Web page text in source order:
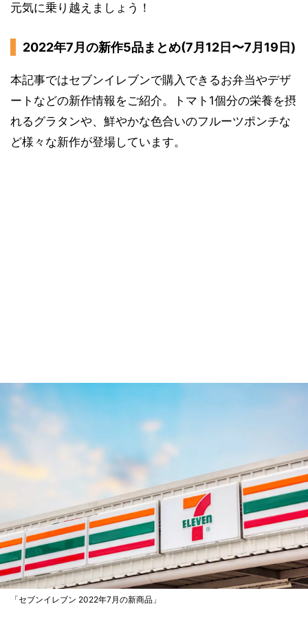
元気に乗り越えましょう！
2022年7月の新作5品まとめ(7月12日〜7月19日)
本記事ではセブンイレブンで購入できるお弁当やデザ
ートなどの新作情報をご紹介。トマト1個分の栄養を摂
れるグラタンや、鮮やかな色合いのフルーツポンチな
ど様々な新作が登場しています。
「セブンイレブン 2022年7月の新商品」